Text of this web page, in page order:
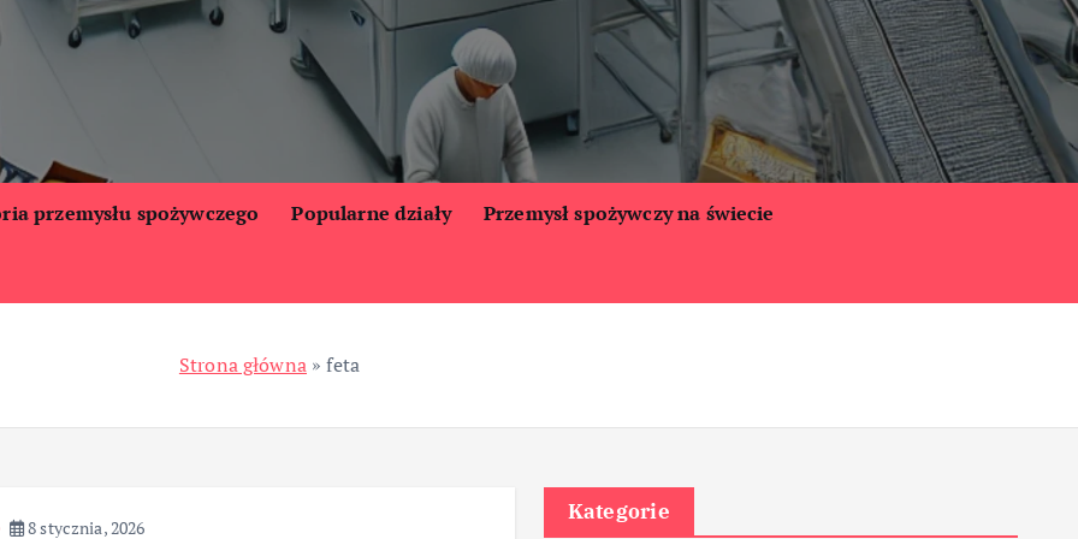
przemysłu spożywczego Popularne działy Przemysł spożywczy na świecie
Strona główna»feta
8 stycznia, 2026
Kategorie